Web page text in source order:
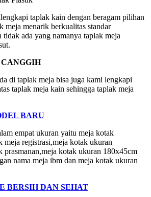
taplak kain dengan beragam pilihan
meja menarik berkualitas standar
ada yang namanya taplak meja
di taplak meja bisa juga kami lengkapi
taplak meja kain sehingga taplak meja
BARU
empat ukuran yaitu meja kotak
meja registrasi,meja kotak ukuran
prasmanan,meja kotak ukuran 180x45cm
nama meja ibm dan meja kotak ukuran
BERSIH DAN SEHAT